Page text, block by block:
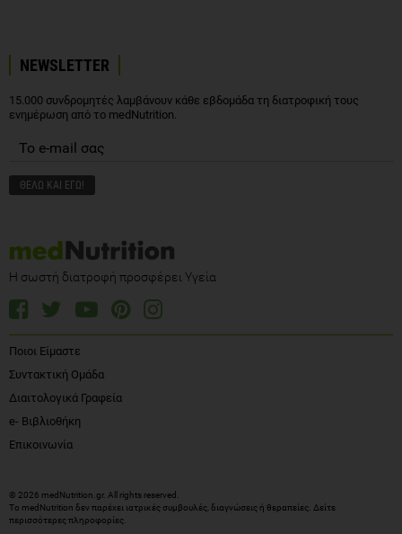
NEWSLETTER
15.000 συνδρομητές λαμβάνουν κάθε εβδομάδα τη διατροφική τους
ενημέρωση από το medNutrition.
Η σωστή διατροφή προσφέρει Υγεία
Ποιοι Είμαστε
Συντακτική Ομάδα
Διαιτολογικά Γραφεία
e- Βιβλιοθήκη
Επικοινωνία
© 2026 medNutrition.gr. All rights reserved.
Το medNutrition δεν παρέχει ιατρικές συμβουλές, διαγνώσεις ή θεραπείες. Δείτε
περισσότερες πληροφορίες